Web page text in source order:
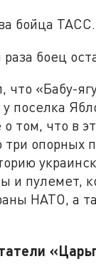
бойца ТАСС.
боец
что «Бабу-
поселка
том, что в
опорных
и пулемет,
НАТО, а